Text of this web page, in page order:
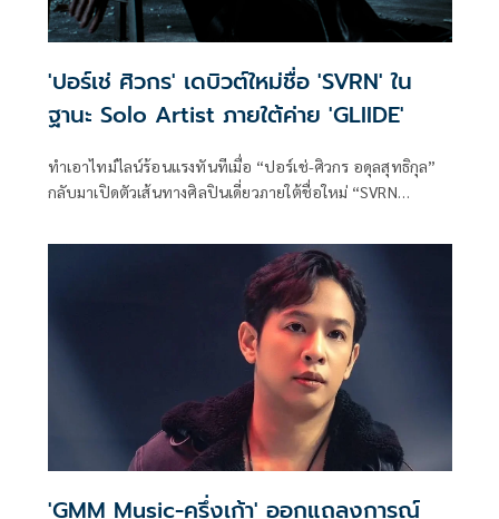
'ปอร์เช่ ศิวกร' เดบิวต์ใหม่ชื่อ 'SVRN' ใน
ฐานะ Solo Artist ภายใต้ค่าย 'GLIIDE'
ทำเอาไทม์ไลน์ร้อนแรงทันทีเมื่อ “ปอร์เช่-ศิวกร อดุลสุทธิกุล”
กลับมาเปิดตัวเส้นทางศิลปินเดี่ยวภายใต้ชื่อใหม่ “SVRN
“GLIIDE” โปรเจกต์ดนตรีระดับอินเตอร์จากความร่วมมือ
ระหว่าง GMM MUSIC และ Warner Music Asia
'GMM Music-ครึ่งเก้า' ออกแถลงการณ์